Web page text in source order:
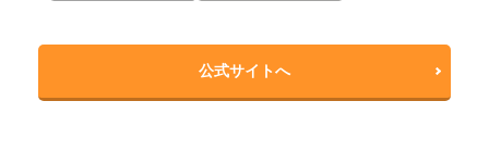
公式サイトへ